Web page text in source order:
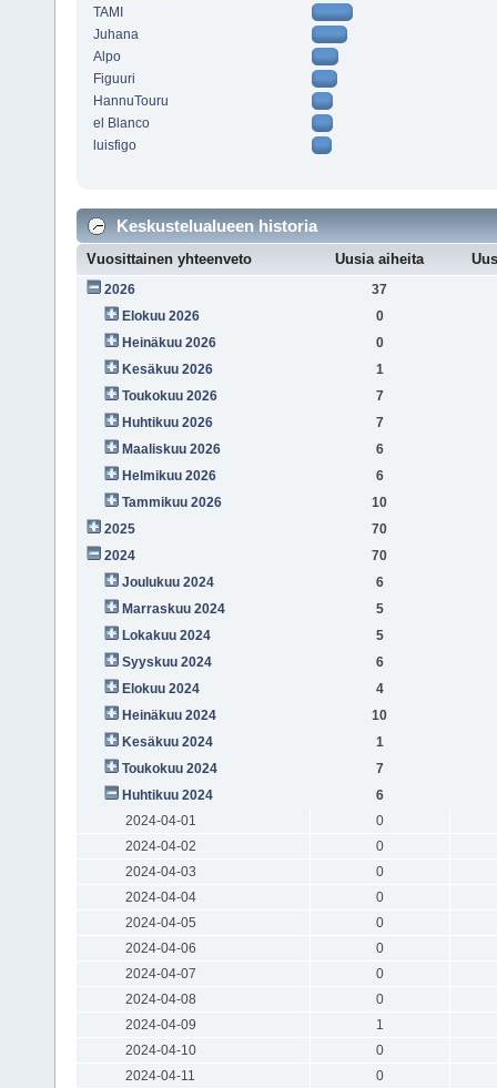
TAMI
Juhana
Alpo
Figuuri
HannuTouru
el Blanco
luisfigo
Keskustelualueen historia
Vuosittainen yhteenveto Uusia aiheita
2026
37
Elokuu 2026
0
Heinäkuu 2026
0
Kesäkuu 2026
1
Toukokuu 2026
7
Huhtikuu 2026
7
Maaliskuu 2026
6
Helmikuu 2026
6
Tammikuu 2026
10
2025
70
2024
70
Joulukuu 2024
6
Marraskuu 2024
5
Lokakuu 2024
5
Syyskuu 2024
6
Elokuu 2024
4
Heinäkuu 2024
10
Kesäkuu 2024
1
Toukokuu 2024
7
Huhtikuu 2024
6
2024-04-01
0
2024-04-02
0
2024-04-03
0
2024-04-04
0
2024-04-05
0
2024-04-06
0
2024-04-07
0
2024-04-08
0
2024-04-09
1
2024-04-10
0
2024-04-11
0